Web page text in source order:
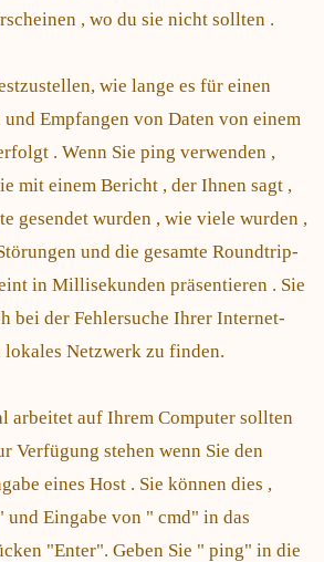
, wo du sie nicht sollten .
wie lange es für einen
und Empfangen von Daten von einem
. Wenn Sie ping verwenden ,
mit einem Bericht , der Ihnen sagt ,
gesendet wurden , wie viele wurden ,
und die gesamte Roundtrip-
in Millisekunden präsentieren . Sie
bei der Fehlersuche Ihrer Internet-
Netzwerk zu finden.
arbeitet auf Ihrem Computer sollten
Verfügung stehen wenn Sie den
eines Host . Sie können dies ,
und Eingabe von " cmd" in das
"Enter". Geben Sie " ping" in die